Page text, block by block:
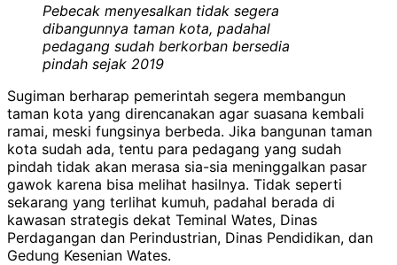
Pebecak menyesalkan tidak segera
dibangunnya taman kota, padahal
pedagang sudah berkorban bersedia
pindah sejak 2019
Sugiman berharap pemerintah segera membangun
taman kota yang direncanakan agar suasana kembali
ramai, meski fungsinya berbeda. Jika bangunan taman
kota sudah ada, tentu para pedagang yang sudah
pindah tidak akan merasa sia-sia meninggalkan pasar
gawok karena bisa melihat hasilnya. Tidak seperti
sekarang yang terlihat kumuh, padahal berada di
kawasan strategis dekat Teminal Wates, Dinas
Perdagangan dan Perindustrian, Dinas Pendidikan, dan
Gedung Kesenian Wates.